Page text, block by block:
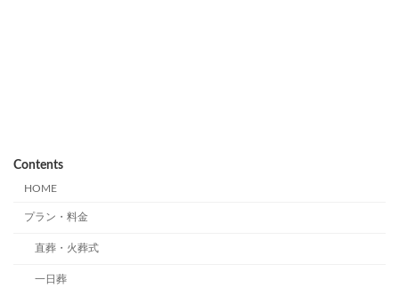
Contents
HOME
プラン・料金
直葬・火葬式
一日葬